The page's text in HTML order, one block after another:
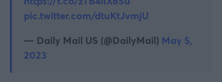
pic.twitter.com/dtuKtJvmjU
— Daily Mail US (@DailyMail) May 5,
2023